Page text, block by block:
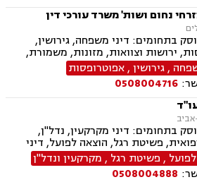
רפואית, רשלנות רפואית- הריון
גוף, תאונות עקב רשלנות, תאונות
כושר עבודה , תאונות ספורט,
לשון הרע, דיני צבא ובטחון, נכי צה"ל,
, תביעות יצוגיות
נחום ושות' משרד עורכי דין
בתחומים: דיני משפחה, גירושין,
ירושות וצוואות, מזונות, משמורת,
מתמשך, ידועים בציבור, חלוקת רכוש,
הסכמי ממון, דיני מקרקעין,
דירה, נדל"ן, ליקויי בנייה, פינוי בינוי,
פינוי מושכר, תמ"א 38, דיירות מוגנת , בנקים,
, פירוקים והקפאות הליכים, צווי
עסקי, דיני חוזים, חדלות פירעון, פשיטת
לפועל, גביית חובות, דיני חברות,
דיני עבודה
,גירושין,אפוטרופסות
0508004716
בתחומים: דיני מקרקעין, נדל"ן,
פשיטת רגל, הוצאה לפועל, דיני
וצוואות
, פשיטת רגל , מקרקעין ונדל"ן
0508004888